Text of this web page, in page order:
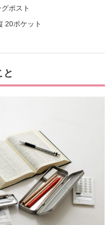
ポスト
20ポケット
と